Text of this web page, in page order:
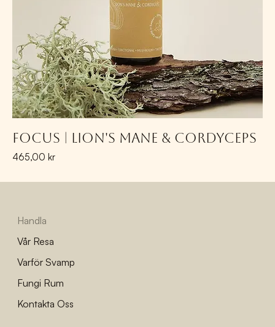
Focus | Lion's Mane & Cordyceps
Pris
465,00 kr
Handla
Vår Resa
Varför Svamp
Fungi Rum
Kontakta Oss